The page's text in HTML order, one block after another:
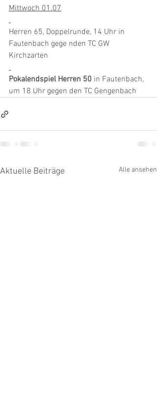
Mittwoch 01.07
Herren 65, Doppelrunde, 14 Uhr in
Fautenbach gege nden TC GW
Kirchzarten
Pokalendspiel Herren 50 in Fautenbach,
um 18 Uhr gegen den TC Gengenbach
Aktuelle Beiträge Alle ansehen